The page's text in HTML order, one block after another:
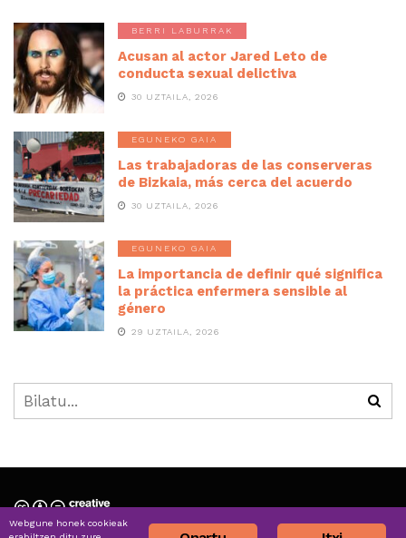
BERRI LABURRAK
Acusan al actor Jared Leto de
conducta sexual delictiva
30 UZTAILA, 2026
EGUNEKO GAIA
Las trabajadoras de las conserveras
de Bizkaia, más cerca del acuerdo
30 UZTAILA, 2026
EGUNEKO GAIA
La importancia de definir qué significa
la práctica enfermera sensible al
género
29 UZTAILA, 2026
Nortzuk gara » Quiénes somos
Webgune honek cookieak